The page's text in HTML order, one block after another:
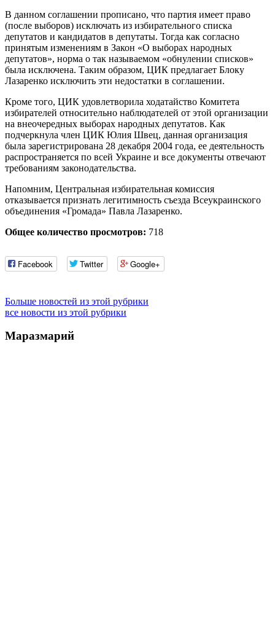
В данном соглашении прописано, что партия имеет право
(после выборов) исключать из избирательного списка
депутатов и кандидатов в депутаты. Тогда как согласно
принятым изменениям в Закон «О выборах народных
депутатов», норма о так называемом «обнулении списков»
была исключена. Таким образом, ЦИК предлагает Блоку
Лазаренко исключить эти недостатки в соглашении.
Кроме того, ЦИК удовлетворила ходатайство Комитета
избирателей относительно наблюдателей от этой организации
на внеочередных выборах народных депутатов. Как
подчеркнула член ЦИК Юлия Швец, данная организация
была зарегистрирована 28 декабря 2004 года, ее деятельность
распространяется по всей Украине и все документы отвечают
требованиям законодательства.
Напомним, Центральная избирательная комиссия
отказывается признать легитимность съезда Всеукраинского
объединения «Громада» Павла Лазаренко.
Общее количество просмотров: 718
Facebook Twitter Google+
Больше новостей из этой рубрики
все новости из этой рубрики
Маразмарий